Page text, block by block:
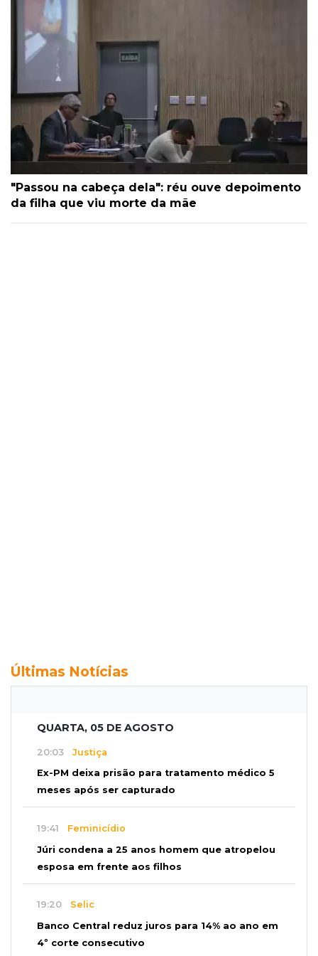
"Passou na cabeça dela": réu ouve depoimento
da filha que viu morte da mãe
Últimas Notícias
QUARTA, 05 DE AGOSTO
20:03 Justiça
Ex-PM deixa prisão para tratamento médico 5
meses após ser capturado
19:41 Feminicídio
Júri condena a 25 anos homem que atropelou
esposa em frente aos filhos
19:20 Selic
Banco Central reduz juros para 14% ao ano em
4º corte consecutivo